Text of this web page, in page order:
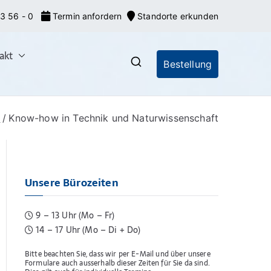
56 - 0 Termin anfordern Standorte erkunden
Markeneroberer
(EU-Marken) und IR-Marken
Markenrecherchen
Bestellung
Know-how in Technik und Naturwissenschaft
Unsere Bürozeiten
9 – 13 Uhr (Mo – Fr)
14 – 17 Uhr (Mo – Di + Do)
Bitte beachten Sie, dass wir per E-Mail und über unsere
Formulare auch ausserhalb dieser Zeiten für Sie da sind.